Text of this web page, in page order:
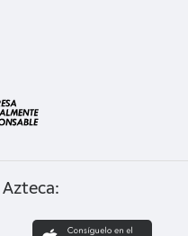
Azteca: